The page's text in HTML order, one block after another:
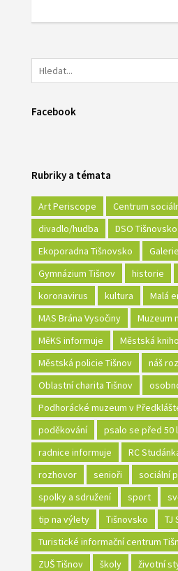
Facebook
Rubriky a témata
Art Periscope
Centrum
divadlo/hudba
DSO Tišnovsko
Ekoporadna Tišnovsko
Gymnázium Tišnov
historie
koronavirus
kultura
Malá
MAS Brána Vysočiny
Muzeum
MěKS informuje
Městská
Městská policie Tišnov
náš
Oblastní charita Tišnov
Podhorácké muzeum v
poděkování
psalo se před 50
radnice informuje
RC
rozhovor
senioři sociální
spolky a sdružení
sport
tip na výlety
Tišnovsko
TJ
Turistické informační centrum
ZUŠ Tišnov
školy životní